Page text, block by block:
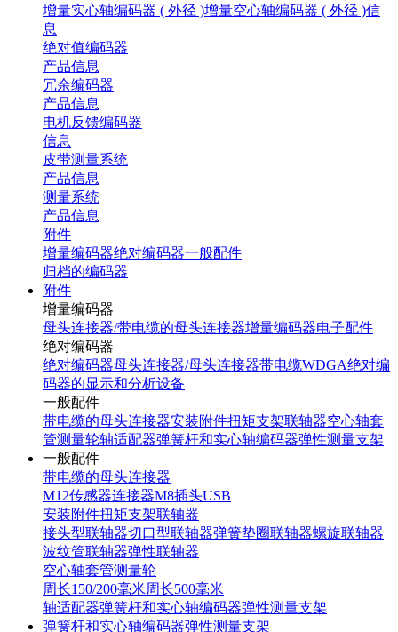
增量实心轴编码器 ( 外径 )增量空心轴编码器 ( 外径 )信
息
绝对值编码器
产品信息
冗余编码器
产品信息
电机反馈编码器
信息
皮带测量系统
产品信息
测量系统
产品信息
附件
增量编码器绝对编码器一般配件
归档的编码器
附件
增量编码器
母头连接器/带电缆的母头连接器增量编码器电子配件
绝对编码器
绝对编码器母头连接器/母头连接器带电缆WDGA绝对编
码器的显示和分析设备
一般配件
带电缆的母头连接器安装附件扭矩支架联轴器空心轴套
管测量轮轴适配器弹簧杆和实心轴编码器弹性测量支架
一般配件
带电缆的母头连接器
M12传感器连接器M8插头USB
安装附件扭矩支架联轴器
接头型联轴器切口型联轴器弹簧垫圈联轴器螺旋联轴器
波纹管联轴器弹性联轴器
空心轴套管测量轮
周长150/200毫米周长500毫米
轴适配器弹簧杆和实心轴编码器弹性测量支架
弹簧杆和实心轴编码器弹性测量支架